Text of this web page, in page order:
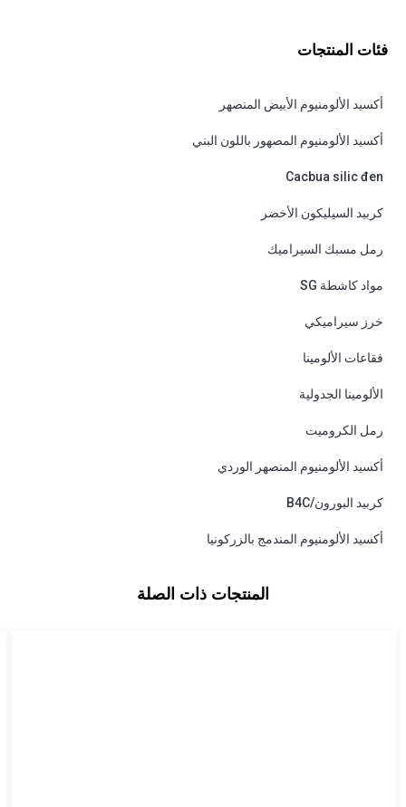
فئات المنتجات
أكسيد الألومنيوم الأبيض المنصهر
أكسيد الألومنيوم المصهور باللون البني
Cacbua silic đen
كربيد السيليكون الأخضر
رمل مسبك السيراميك
مواد كاشطة SG
خرز سيراميكي
فقاعات الألومينا
الألومينا الجدولية
رمل الكروميت
أكسيد الألومنيوم المنصهر الوردي
كربيد البورون/B4C
أكسيد الألومنيوم المندمج بالزركونيا
المنتجات ذات الصلة